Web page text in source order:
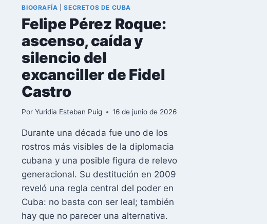
SE
ADELANTÓ
A
CHINA
BIOGRAFÍA |SECRETOS DE CUBA
Felipe Pérez Roque:
ascenso, caída y
silencio del
excanciller de Fidel
Castro
Por Yuridia Esteban Puig 16 de junio de 2026
Durante una década fue uno de los
rostros más visibles de la diplomacia
cubana y una posible figura de relevo
generacional. Su destitución en 2009
reveló una regla central del poder en
Cuba: no basta con ser leal; también
hay que no parecer una alternativa.